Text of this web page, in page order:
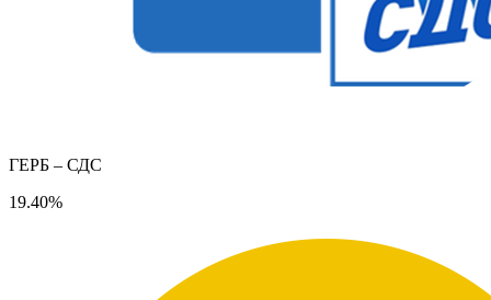
ГЕРБ – СДС
19.40%